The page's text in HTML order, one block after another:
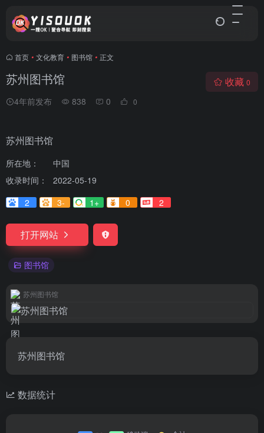
首页 • 文化教育 • 图书馆 • 正文
苏州图书馆
4年前发布 838 0 0
收藏 0
苏州图书馆
所在地：
中国
收录时间：
2022-05-19
2
3- 1+ 0 2
打开网站
图书馆
苏州图书馆
苏州图书馆
数据统计